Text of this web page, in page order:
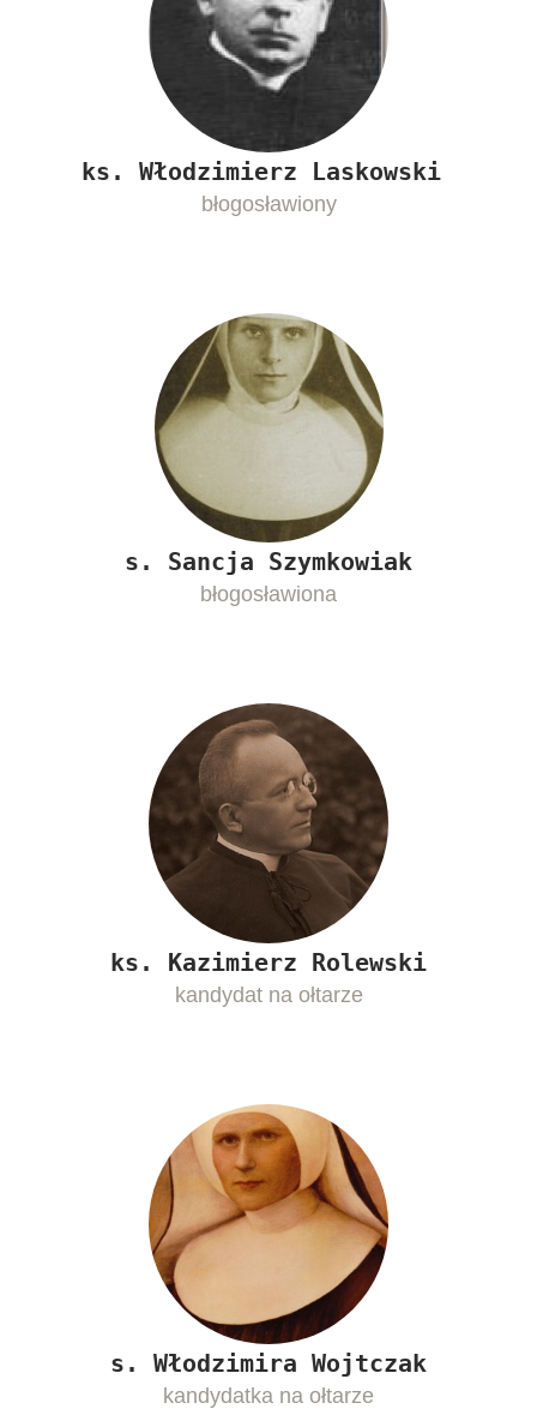
ks. Włodzimierz Laskowski
błogosławiony
s. Sancja Szymkowiak
błogosławiona
ks. Kazimierz Rolewski
kandydat na ołtarze
s. Włodzimira Wojtczak
kandydatka na ołtarze